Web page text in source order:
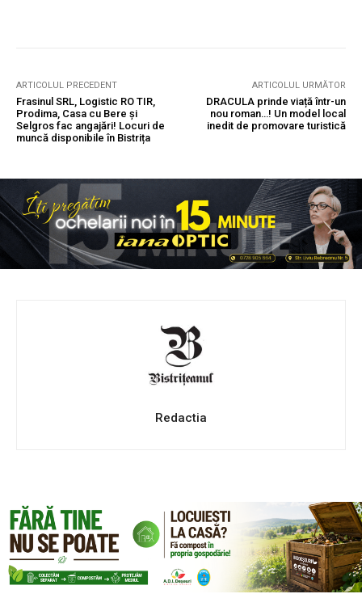
ARTICOLUL PRECEDENT
Frasinul SRL, Logistic RO TIR,
Prodima, Casa cu Bere și
Selgros fac angajări! Locuri de
muncă disponibile în Bistrița
ARTICOLUL URMĂTOR
DRACULA prinde viață într-un
nou roman…! Un model local
inedit de promovare turistică
Redactia